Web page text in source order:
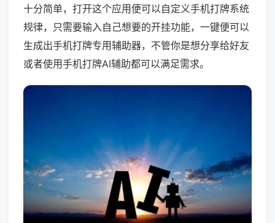
十分简单，打开这个应用便可以自定义手机打牌系统
规律，只需要输入自己想要的开挂功能，一键便可以
生成出手机打牌专用辅助器，不管你是想分享给好友
或者使用手机打牌AI辅助都可以满足需求。